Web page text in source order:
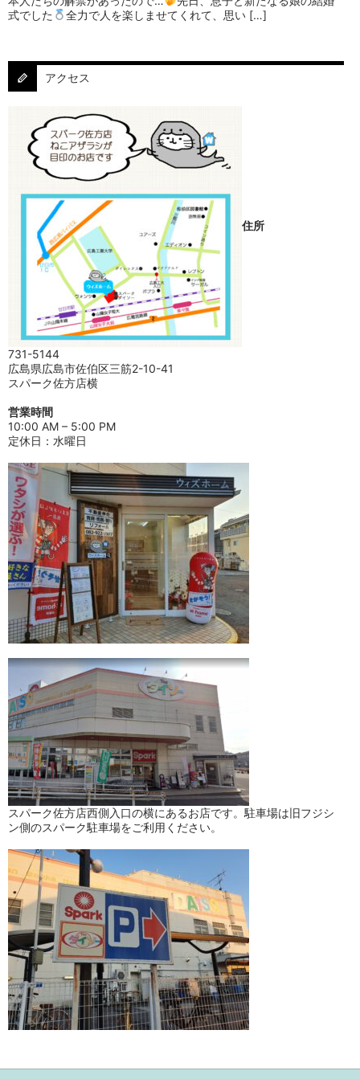
式でした
⁡⁡⁡全力で人を楽しませてくれて、思い […]
アクセス
住所
731-5144
広島県広島市佐伯区三筋2-10-41
スパーク佐方店横
営業時間
10:00 AM – 5:00 PM
定休日：水曜日
スパーク佐方店西側入口の横にあるお店です。駐車場は旧フジシ
ン側のスパーク駐車場をご利用ください。